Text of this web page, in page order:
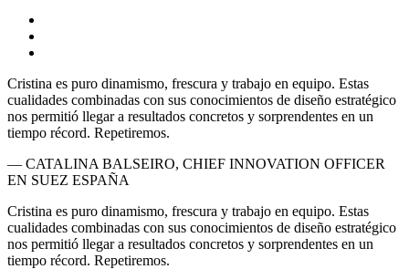
Cristina es puro dinamismo, frescura y trabajo en equipo. Estas
cualidades combinadas con sus conocimientos de diseño estratégico
nos permitió llegar a resultados concretos y sorprendentes en un
tiempo récord. Repetiremos.
— CATALINA BALSEIRO, CHIEF INNOVATION OFFICER
EN SUEZ ESPAÑA
Cristina es puro dinamismo, frescura y trabajo en equipo. Estas
cualidades combinadas con sus conocimientos de diseño estratégico
nos permitió llegar a resultados concretos y sorprendentes en un
tiempo récord. Repetiremos.